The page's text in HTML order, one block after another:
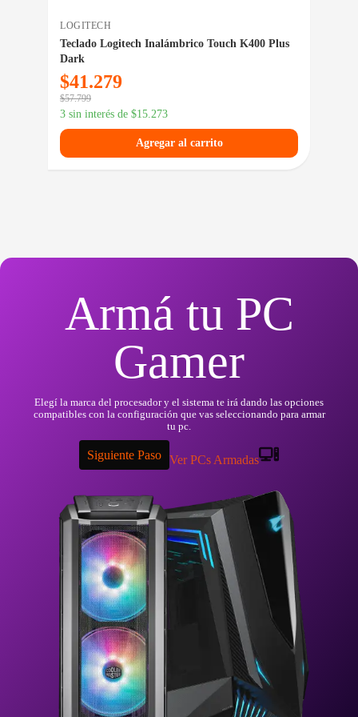
LOGITECH
Teclado Logitech Inalámbrico Touch K400 Plus
Dark
$41.279
$57.799
3 sin interés de $15.273
Agregar al carrito
Armá tu PC
Gamer
Elegí la marca del procesador y el sistema te irá dando las opciones
compatibles con la configuración que vas seleccionando para armar
tu pc.
Siguiente Paso Ver PCs Armadas